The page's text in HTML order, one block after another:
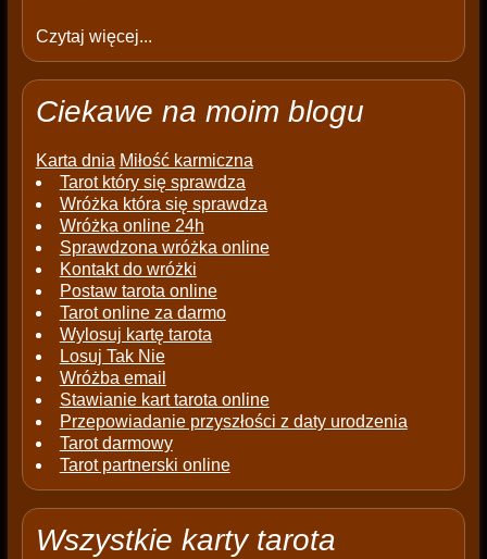
Czytaj więcej...
Ciekawe na moim blogu
Karta dnia Miłość karmiczna
Tarot który się sprawdza
Wróżka która się sprawdza
Wróżka online 24h
Sprawdzona wróżka online
Kontakt do wróżki
Postaw tarota online
Tarot online za darmo
Wylosuj kartę tarota
Losuj Tak Nie
Wróżba email
Stawianie kart tarota online
Przepowiadanie przyszłości z daty urodzenia
Tarot darmowy
Tarot partnerski online
Wszystkie karty tarota